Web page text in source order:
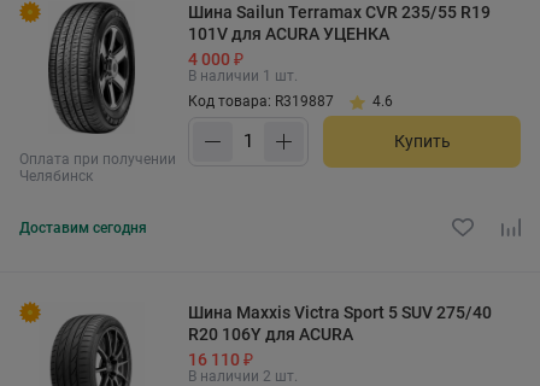
Оплата при получении
Челябинск
Шина Sailun Terramax CVR 235/55 R19
101V для ACURA УЦЕНКА
4 000 ₽
В наличии 1 шт.
Код товара: R319887
4.6
Купить
Доставим сегодня
Шина Maxxis Victra Sport 5 SUV 275/40
R20 106Y для ACURA
16 110 ₽
В наличии 2 шт.